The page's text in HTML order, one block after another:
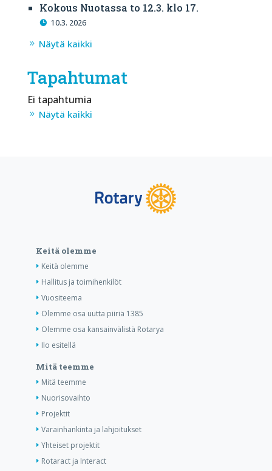
Kokous Nuotassa to 12.3. klo 17.
10.3. 2026
Näytä kaikki
Tapahtumat
Ei tapahtumia
Näytä kaikki
Keitä olemme
Keitä olemme
Hallitus ja toimihenkilöt
Vuositeema
Olemme osa uutta piiriä 1385
Olemme osa kansainvälistä Rotarya
Ilo esitellä
Mitä teemme
Mitä teemme
Nuorisovaihto
Projektit
Varainhankinta ja lahjoitukset
Yhteiset projektit
Rotaract ja Interact